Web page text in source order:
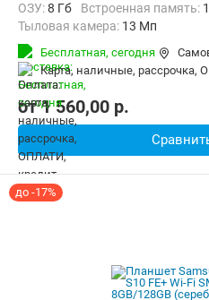
ОЗУ:8 Гб Встроенная память:
Тыловая камера: 13 Мп
Беспроводная связь:
Комплектация:
Перо (стилус)
Бесплатная, сегодня
карта, наличные, рассрочка,
от1 560,00 p.
до -17%